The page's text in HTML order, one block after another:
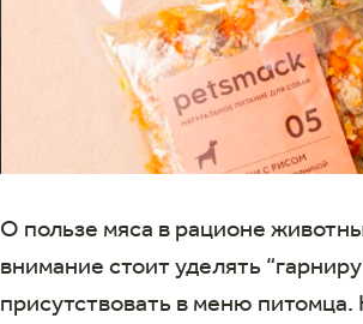
О пользе мяса в рационе
внимание стоит уделять
присутствовать в меню